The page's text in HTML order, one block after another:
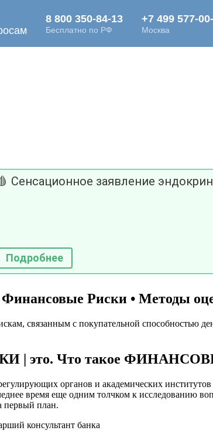
Сенсационное заявление
Подробнее
Риски • Методы
связанным с покупательной способностью
| это. Что такое
органов и академических
время еще одним толчком к исследованию
первый план.